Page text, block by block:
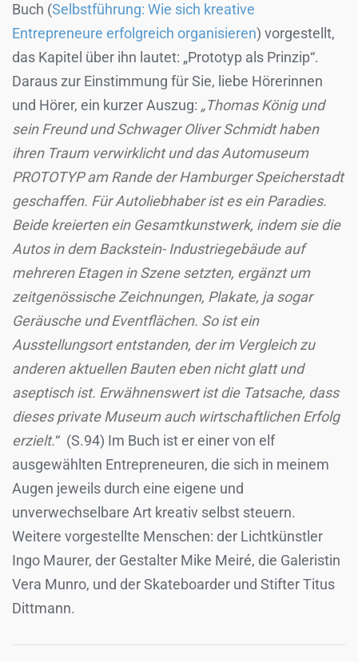
Buch (Selbstführung: Wie sich kreative
Entrepreneure erfolgreich organisieren) vorgestellt,
das Kapitel über ihn lautet: „Prototyp als Prinzip“.
Daraus zur Einstimmung für Sie, liebe Hörerinnen
und Hörer, ein kurzer Auszug: „Thomas König und
sein Freund und Schwager Oliver Schmidt haben
ihren Traum verwirklicht und das Automuseum
PROTOTYP am Rande der Hamburger Speicherstadt
geschaffen. Für Autoliebhaber ist es ein Paradies.
Beide kreierten ein Gesamtkunstwerk, indem sie die
Autos in dem Backstein- Industriegebäude auf
mehreren Etagen in Szene setzten, ergänzt um
zeitgenössische Zeichnungen, Plakate, ja sogar
Geräusche und Eventflächen. So ist ein
Ausstellungsort entstanden, der im Vergleich zu
anderen aktuellen Bauten eben nicht glatt und
aseptisch ist. Erwähnenswert ist die Tatsache, dass
dieses private Museum auch wirtschaftlichen Erfolg
erzielt.“ (S.94) Im Buch ist er einer von elf
ausgewählten Entrepreneuren, die sich in meinem
Augen jeweils durch eine eigene und
unverwechselbare Art kreativ selbst steuern.
Weitere vorgestellte Menschen: der Lichtkünstler
Ingo Maurer, der Gestalter Mike Meiré, die Galeristin
Vera Munro, und der Skateboarder und Stifter Titus
Dittmann.